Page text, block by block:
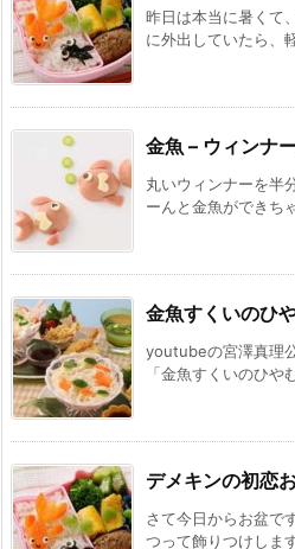
昨日は本当に暑くて
に外出していたら、
金魚 – ウィンナ
丸いウィンナーを半
ーんと金魚ができち
金魚すくいのひ
youtubeの宮澤真理
「金魚すくいのひや
デメキンの初恋
さて今日からお盆で
つって飾りつけしま